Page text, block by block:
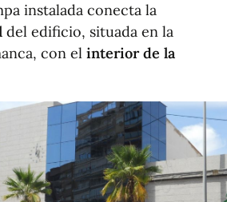
instalada conecta la
del edificio, situada en la
con el interior de la